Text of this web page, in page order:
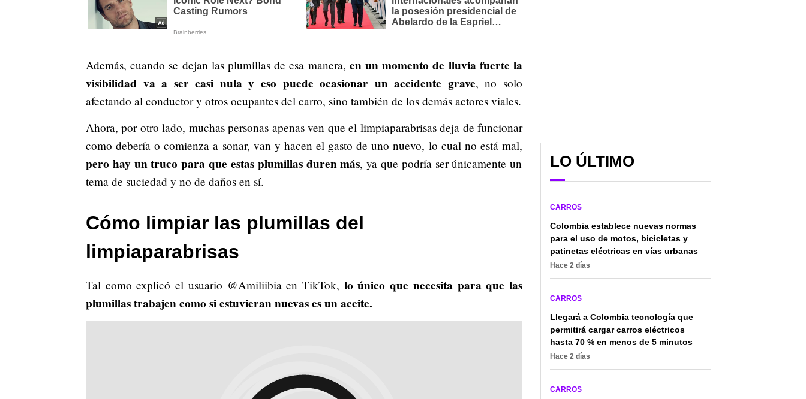
Además, cuando se dejan las plumillas de esa manera, en un momento de lluvia fuerte la
visibilidad va a ser casi nula y eso puede ocasionar un accidente grave, no solo
afectando al conductor y otros ocupantes del carro, sino también de los demás actores viales.
Ahora, por otro lado, muchas personas apenas ven que el limpiaparabrisas deja de funcionar
como debería o comienza a sonar, van y hacen el gasto de uno nuevo, lo cual no está mal,
pero hay un truco para que estas plumillas duren más, ya que podría ser únicamente un
tema de suciedad y no de daños en sí.
Cómo limpiar las plumillas del
limpiaparabrisas
Tal como explicó el usuario @Amiliibia en TikTok, lo único que necesita para que las
plumillas trabajen como si estuvieran nuevas es un aceite.
LO ÚLTIMO
CARROS
Colombia establece nuevas normas
para el uso de motos, bicicletas y
patinetas eléctricas en vías urbanas
Hace 2 días
CARROS
Llegará a Colombia tecnología que
permitirá cargar carros eléctricos
hasta 70 % en menos de 5 minutos
Hace 2 días
CARROS